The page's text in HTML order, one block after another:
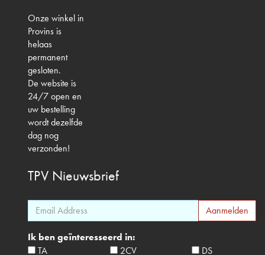
Onze winkel in
Provins is
helaas
permanent
gesloten.
De website is
24/7 open en
uw bestelling
wordt dezelfde
dag nog
verzonden!
TPV Nieuwsbrief
Ik ben geïnteresseerd in:
TA
2CV DS